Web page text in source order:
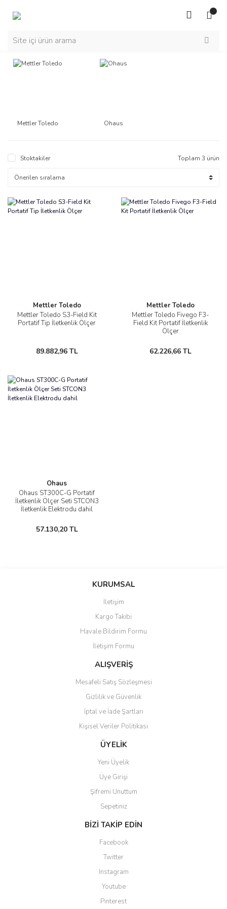
Mettler Toledo Ohaus
Stoktakiler Toplam 3 ürün
Mettler Toledo
Mettler Toledo S3-Field Kit
Portatif Tip İletkenlik Ölçer
89.882,96 TL
Mettler Toledo
Mettler Toledo Fivego F3-
Field Kit Portatif İletkenlik
Ölçer
62.226,66 TL
Ohaus
Ohaus ST300C-G Portatif
İletkenlik Ölçer Seti STCON3
İletkenlik Elektrodu dahil
57.130,20 TL
KURUMSAL
İletişim
Kargo Takibi
Havale Bildirim Formu
İletişim Formu
ALIŞVERİŞ
Mesafeli Satış Sözleşmesi
Gizlilik ve Güvenlik
İptal ve İade Şartları
Kişisel Veriler Politikası
ÜYELİK
Yeni Üyelik
Üye Girişi
Şifremi Unuttum
Sepetiniz
BİZİ TAKİP EDİN
Facebook
Twitter
Instagram
Youtube
Pinterest